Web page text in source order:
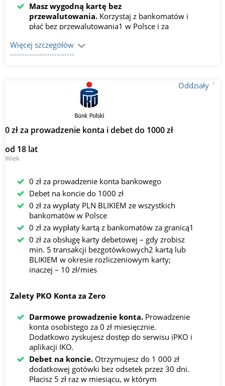
Masz wygodną kartę bez
przewalutowania. Korzystaj z bankomatów i
płać bez przewalutowania1 w Polsce i za
Więcej szczegółów
Oddziały 1
0 zł za prowadzenie konta i debet do 1000 zł
od 18 lat
Wiek
0 zł za prowadzenie konta bankowego
Debet na koncie do 1000 zł
0 zł za wypłaty PLN BLIKIEM ze wszystkich
bankomatów w Polsce
0 zł za wypłaty kartą z bankomatów za granicą1
0 zł za obsługę karty debetowej – gdy zrobisz
min. 5 transakcji bezgotówkowych2 kartą lub
BLIKIEM w okresie rozliczeniowym karty;
inaczej – 10 zł/mies
Zalety PKO Konta za Zero
Darmowe prowadzenie konta. Prowadzenie
konta osobistego za 0 zł miesięcznie.
Dodatkowo zyskujesz dostęp do serwisu iPKO i
aplikacji IKO.
Debet na koncie. Otrzymujesz do 1 000 zł
dodatkowej gotówki bez odsetek przez 30 dni.
Płacisz 5 zł raz w miesiącu, w którym